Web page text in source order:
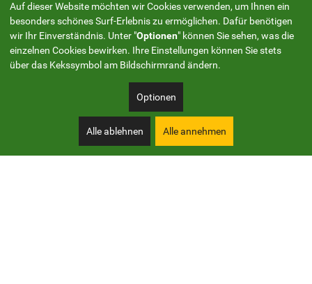
Auf dieser Website möchten wir Cookies verwenden, um Ihnen ein
besonders schönes Surf-Erlebnis zu ermöglichen. Dafür benötigen
wir Ihr Einverständnis. Unter "Optionen" können Sie sehen, was die
einzelnen Cookies bewirken. Ihre Einstellungen können Sie stets
über das Kekssymbol am Bildschirmrand ändern.
Optionen
Alle ablehnen Alle annehmen